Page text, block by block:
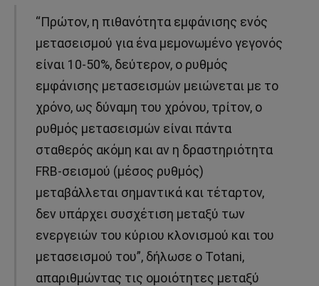
“Πρώτον, η πιθανότητα εμφάνισης ενός
μετασεισμού για ένα μεμονωμένο γεγονός
είναι 10-50%, δεύτερον, ο ρυθμός
εμφάνισης μετασεισμών μειώνεται με το
χρόνο, ως δύναμη του χρόνου, τρίτον, ο
ρυθμός μετασεισμών είναι πάντα
σταθερός ακόμη και αν η δραστηριότητα
FRB-σεισμού (μέσος ρυθμός)
μεταβάλλεται σημαντικά και τέταρτον,
δεν υπάρχει συσχέτιση μεταξύ των
ενεργειών του κύριου κλονισμού και του
μετασεισμού του”, δήλωσε ο Totani,
απαριθμώντας τις ομοιότητες μεταξύ